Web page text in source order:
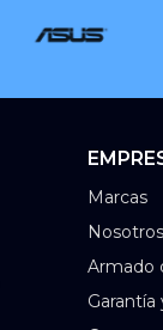
Marcas
Nosotros
Armado